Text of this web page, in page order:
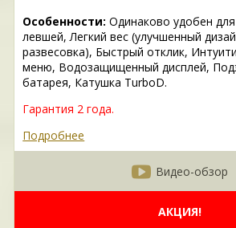
Особенности: Одинаково удобен
левшей, Легкий вес (улучшенный
развесовка), Быстрый отклик,
меню, Водозащищенный дисплей,
батарея, Катушка TurboD.
Гарантия 2 года.
Подробнее
Видео-обзор
АКЦИЯ!